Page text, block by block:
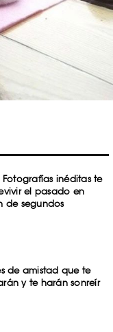
Fotografías inéditas te
el pasado en
de segundos
de amistad que te
y te harán sonreír